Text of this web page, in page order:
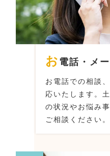
お 電話・メ
お電話での相談
応いたします。
の状況やお悩み
ご相談ください。